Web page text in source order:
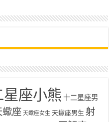
星座小熊 十二星座男
蠍座 天蠍座女生 天蠍座男生 射